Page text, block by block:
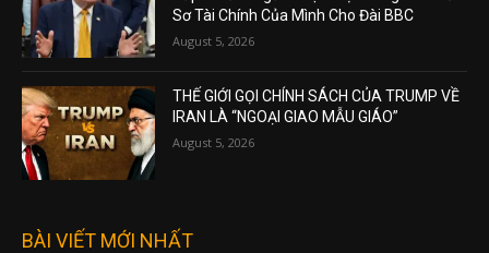
Sơ Tài Chính Của Mình Cho Đài BBC
August 5, 2026
THẾ GIỚI GỌI CHÍNH SÁCH CỦA TRUMP VỀ
IRAN LÀ “NGOẠI GIAO MẪU GIÁO”
August 5, 2026
BÀI VIẾT MỚI NHẤT